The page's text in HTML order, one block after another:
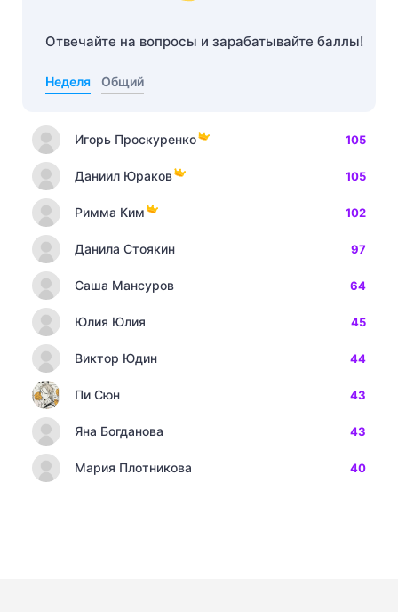
Отвечайте на вопросы и зарабатывайте баллы!
Неделя Общий
Игорь Проскуренко 105
Даниил Юраков 105
Римма Ким 102
Данила Стоякин 97
Саша Мансуров 64
Юлия Юлия 45
Виктор Юдин 44
Пи Сюн 43
Яна Богданова 43
Мария Плотникова 40